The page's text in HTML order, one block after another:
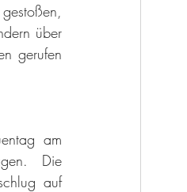
über
gerufen
am
Die
auf